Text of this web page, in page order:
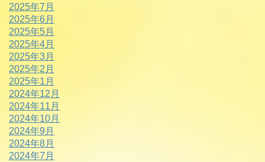
2025年7月
2025年6月
2025年5月
2025年4月
2025年3月
2025年2月
2025年1月
2024年12月
2024年11月
2024年10月
2024年9月
2024年8月
2024年7月